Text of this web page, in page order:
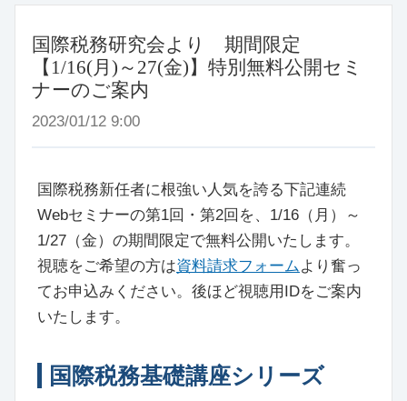
国際税務研究会より 期間限定
【1/16(月)～27(金)】特別無料公開セミ
ナーのご案内
2023/01/12 9:00
国際税務新任者に根強い人気を誇る下記連続
Webセミナーの第1回・第2回を、1/16（月）～
1/27（金）の期間限定で無料公開いたします。
視聴をご希望の方は資料請求フォームより奮っ
てお申込みください。後ほど視聴用IDをご案内
いたします。
国際税務基礎講座シリーズ